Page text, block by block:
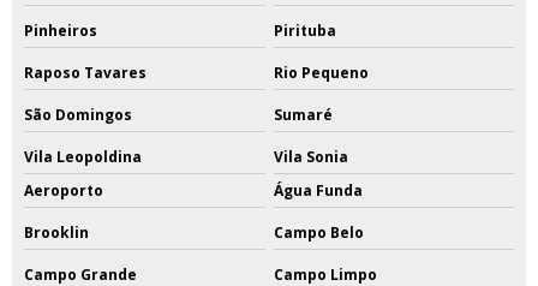
Pinheiros Pirituba
Raposo Tavares Rio Pequeno
São Domingos Sumaré
Vila Leopoldina
Vila Sonia
Aeroporto
Água Funda
Brooklin Campo Belo
Campo Grande Campo Limpo